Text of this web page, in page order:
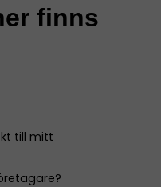
finns
till mitt